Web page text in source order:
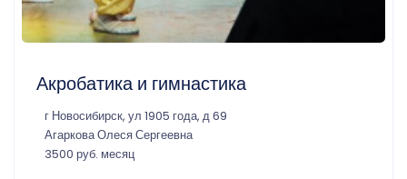
Акробатика и гимнастика
г Новосибирск, ул 1905 года, д 69
Агаркова Олеся Сергеевна
3500 руб. месяц